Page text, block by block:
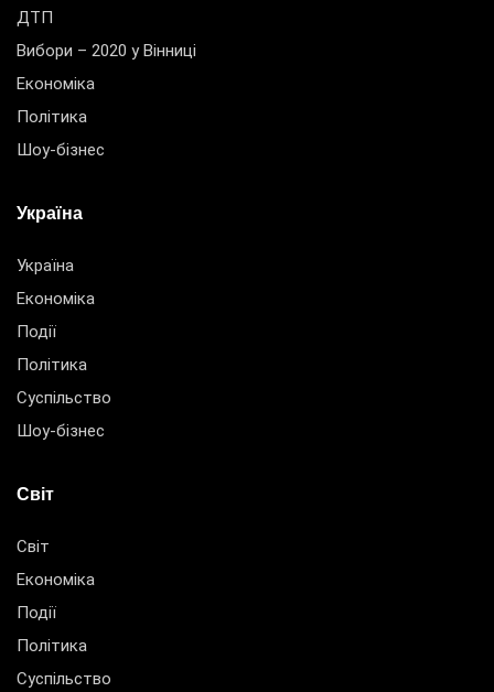
ДТП
Вибори – 2020 у Вінниці
Економіка
Політика
Шоу-бізнес
Україна
Україна
Економіка
Події
Політика
Суспільство
Шоу-бізнес
Світ
Світ
Економіка
Події
Політика
Суспільство